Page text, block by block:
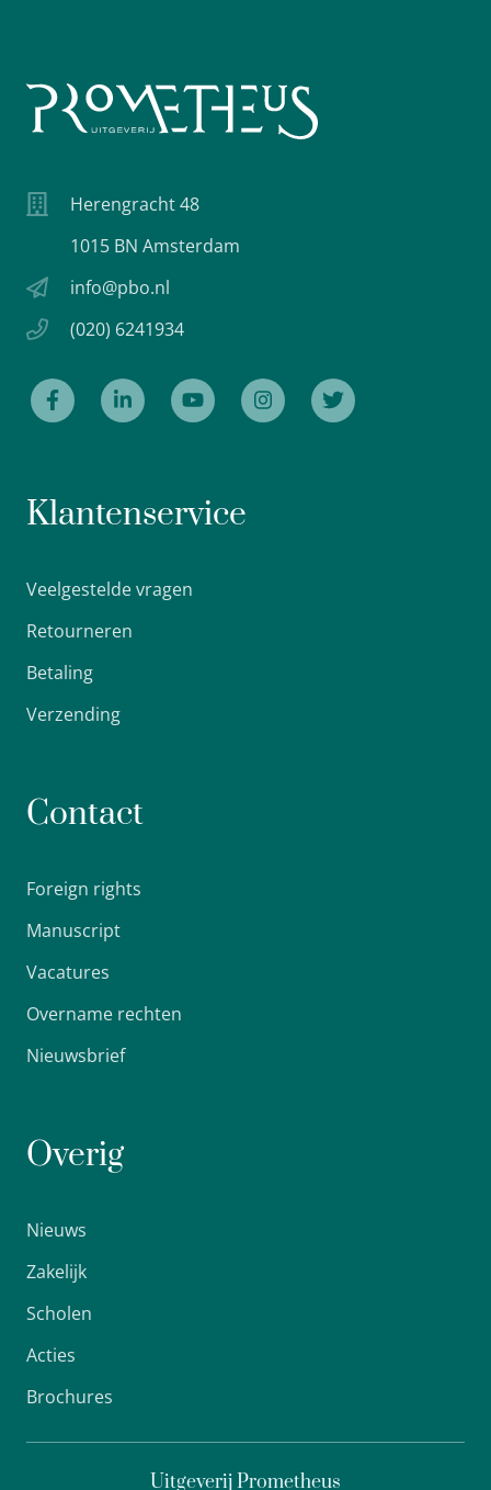
Herengracht 48
1015 BN Amsterdam
info@pbo.nl
(020) 6241934
Klantenservice
Veelgestelde vragen
Retourneren
Betaling
Verzending
Contact
Foreign rights
Manuscript
Vacatures
Overname rechten
Nieuwsbrief
Overig
Nieuws
Zakelijk
Scholen
Acties
Brochures
Uitgeverij Prometheus